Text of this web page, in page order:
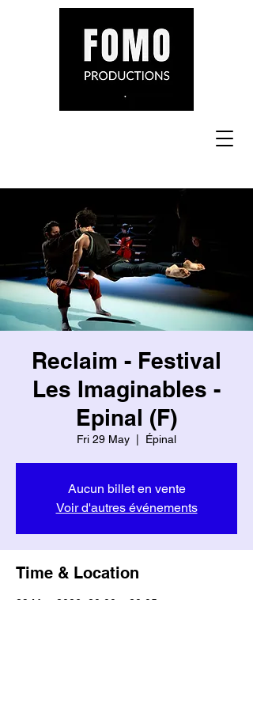
Reclaim - Festival
Les Imaginables -
Epinal (F)
Fri 29 May Épinal
Aucun billet en vente
Voir d'autres événements
Time & Location
29 May 2026, 20:00 – 20:05